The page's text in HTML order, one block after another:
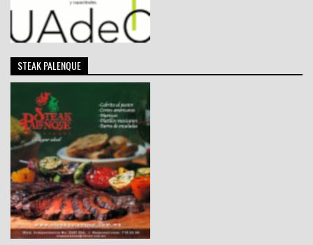
STEAK PALENQUE